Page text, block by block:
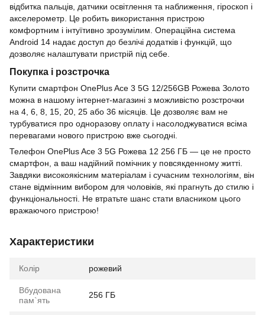
відбитка пальців, датчики освітлення та наближення, гіроскоп і
акселерометр. Це робить використання пристрою
комфортним і інтуїтивно зрозумілим. Операційна система
Android 14 надає доступ до безлічі додатків і функцій, що
дозволяє налаштувати пристрій під себе.
Покупка і розстрочка
Купити смартфон OnePlus Ace 3 5G 12/256GB Рожева Золото
можна в нашому інтернет-магазині з можливістю розстрочки
на 4, 6, 8, 15, 20, 25 або 36 місяців. Це дозволяє вам не
турбуватися про одноразову оплату і насолоджуватися всіма
перевагами нового пристрою вже сьогодні.
Телефон OnePlus Ace 3 5G Рожева 12 256 ГБ — це не просто
смартфон, а ваш надійний помічник у повсякденному житті.
Завдяки високоякісним матеріалам і сучасним технологіям, він
стане відмінним вибором для чоловіків, які прагнуть до стилю і
функціональності. Не втратьте шанс стати власником цього
вражаючого пристрою!
Характеристики
Колір рожевий
Вбудована
пам`ять
256 ГБ